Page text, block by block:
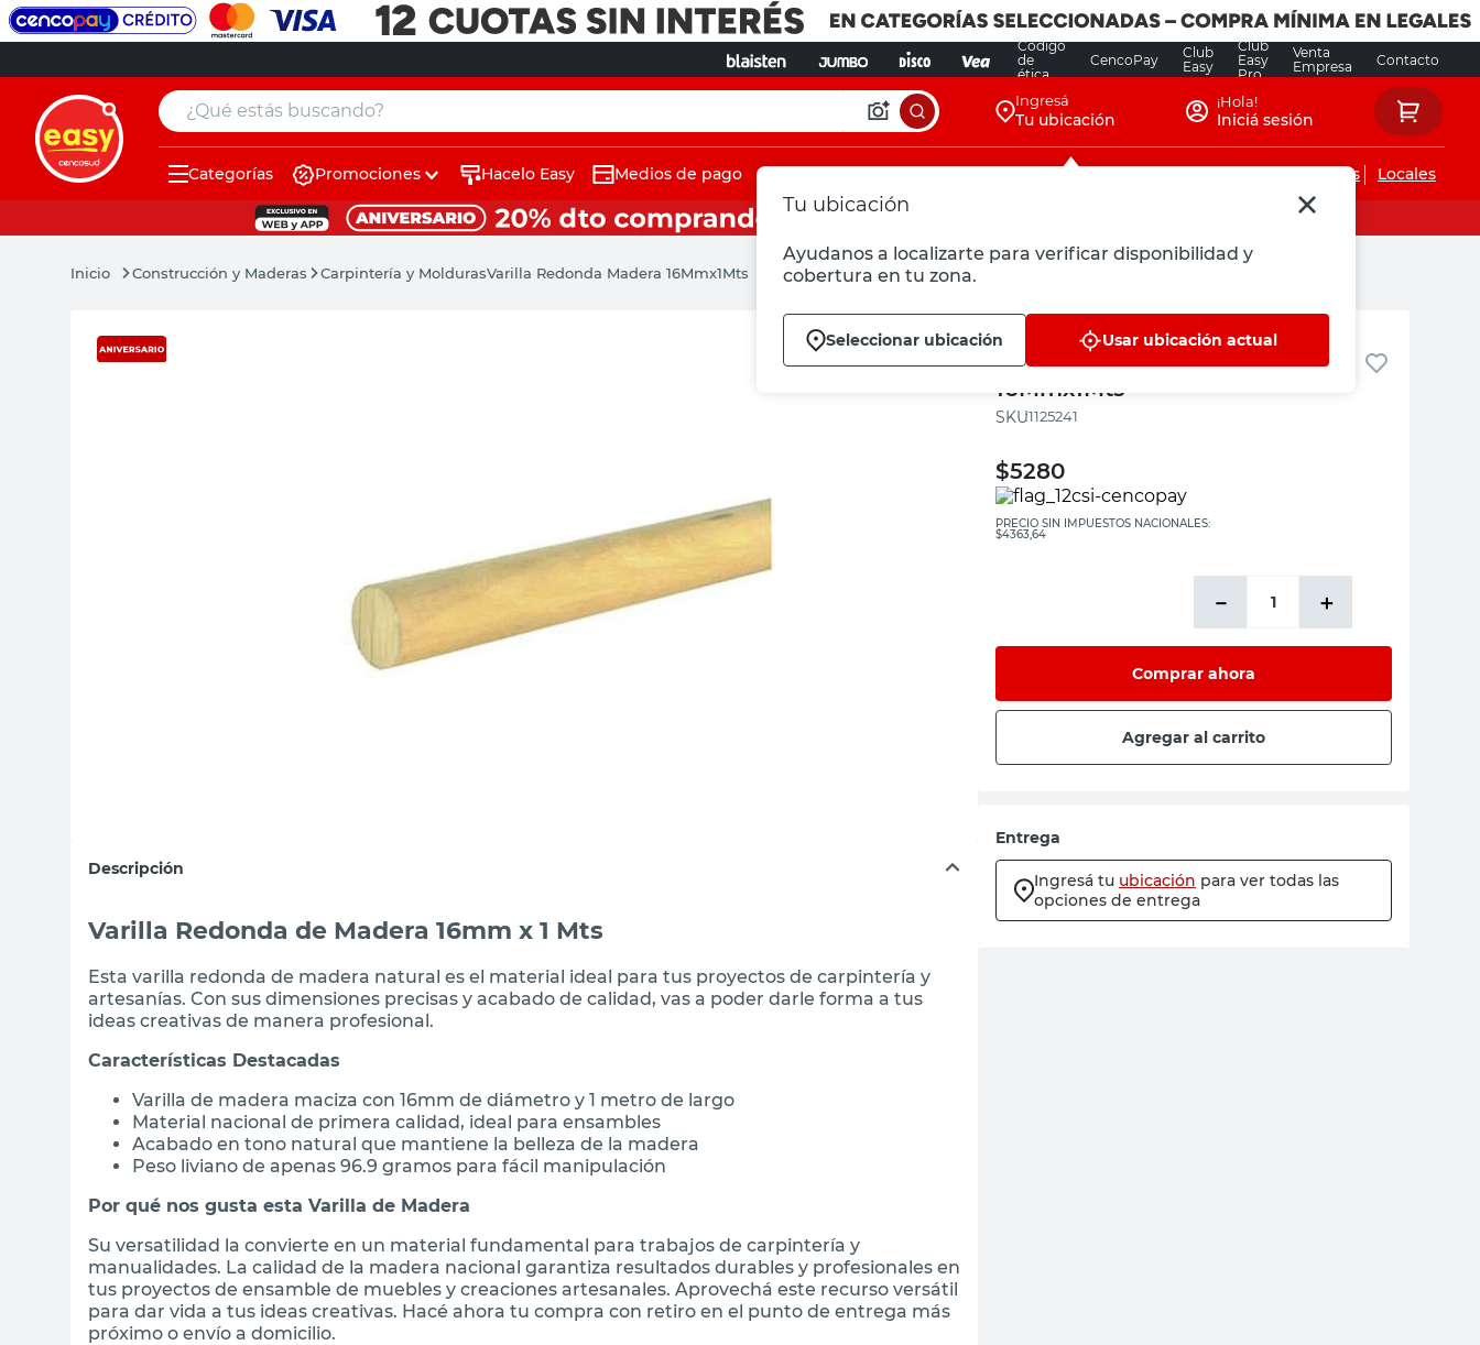
Código
de
ética
CencoPay
Club
Easy
Club
Easy
Pro
Venta
Empresa
Contacto
¿Qué estás buscando? Ingresá
Tu ubicación
Tu ubicación
Ayudanos a localizarte para verificar disponibilidad y
cobertura en tu zona.
Seleccionar ubicación Usar ubicación actual
¡Hola!
Iniciá sesión
Categorías Promociones Hacelo Easy Medios de pago Servicios de instalaciones Locales
Construcción y Maderas Carpintería y MoldurasVarilla Redonda Madera 16Mmx1Mts
Descripción
Varilla Redonda de Madera 16mm x 1 Mts
Esta varilla redonda de madera natural es el material ideal para tus proyectos de carpintería y
artesanías. Con sus dimensiones precisas y acabado de calidad, vas a poder darle forma a tus
ideas creativas de manera profesional.
Características Destacadas
Varilla de madera maciza con 16mm de diámetro y 1 metro de largo
Material nacional de primera calidad, ideal para ensambles
Acabado en tono natural que mantiene la belleza de la madera
Peso liviano de apenas 96.9 gramos para fácil manipulación
Por qué nos gusta esta Varilla de Madera
Su versatilidad la convierte en un material fundamental para trabajos de carpintería y
manualidades. La calidad de la madera nacional garantiza resultados durables y profesionales en
tus proyectos de ensamble de muebles y creaciones artesanales. Aprovechá este recurso versátil
para dar vida a tus ideas creativas. Hacé ahora tu compra con retiro en el punto de entrega más
próximo o envío a domicilio.
Madermax
Varilla Redonda Madera
16Mmx1Mts
:1125241
$5280
PRECIO SIN IMPUESTOS NACIONALES:
$4363,64
＋
－
Comprar ahora
Agregar al carrito
Entrega
Ingresá tu ubicación para ver todas las
opciones de entrega
muebles